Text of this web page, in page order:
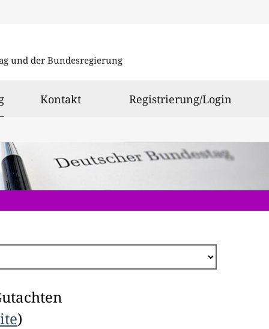
und der Bundesregierung
ausgewählt
Kontakt Registrierung/Login
)